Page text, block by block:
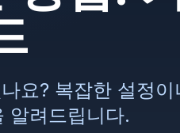
요? 복잡한 설정이
알려드립니다.